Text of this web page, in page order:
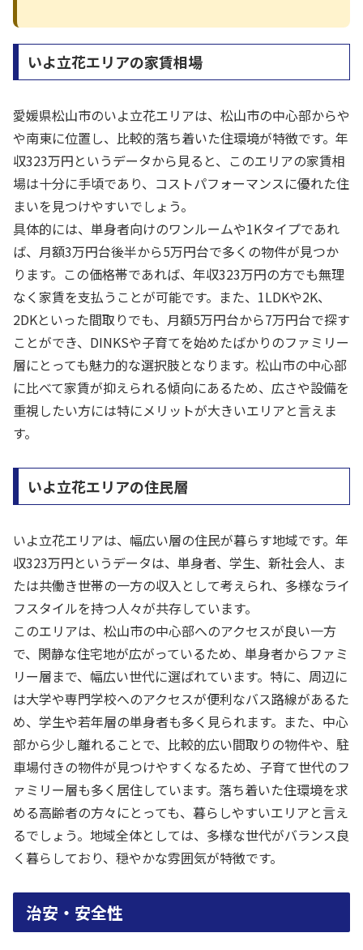
いよ立花エリアの家賃相場
愛媛県松山市のいよ立花エリアは、松山市の中心部からや
や南東に位置し、比較的落ち着いた住環境が特徴です。年
収323万円というデータから見ると、このエリアの家賃相
場は十分に手頃であり、コストパフォーマンスに優れた住
まいを見つけやすいでしょう。
具体的には、単身者向けのワンルームや1Kタイプであれ
ば、月額3万円台後半から5万円台で多くの物件が見つか
ります。この価格帯であれば、年収323万円の方でも無理
なく家賃を支払うことが可能です。また、1LDKや2K、
2DKといった間取りでも、月額5万円台から7万円台で探す
ことができ、DINKSや子育てを始めたばかりのファミリー
層にとっても魅力的な選択肢となります。松山市の中心部
に比べて家賃が抑えられる傾向にあるため、広さや設備を
重視したい方には特にメリットが大きいエリアと言えま
す。
いよ立花エリアの住民層
いよ立花エリアは、幅広い層の住民が暮らす地域です。年
収323万円というデータは、単身者、学生、新社会人、ま
たは共働き世帯の一方の収入として考えられ、多様なライ
フスタイルを持つ人々が共存しています。
このエリアは、松山市の中心部へのアクセスが良い一方
で、閑静な住宅地が広がっているため、単身者からファミ
リー層まで、幅広い世代に選ばれています。特に、周辺に
は大学や専門学校へのアクセスが便利なバス路線があるた
め、学生や若年層の単身者も多く見られます。また、中心
部から少し離れることで、比較的広い間取りの物件や、駐
車場付きの物件が見つけやすくなるため、子育て世代のフ
ァミリー層も多く居住しています。落ち着いた住環境を求
める高齢者の方々にとっても、暮らしやすいエリアと言え
るでしょう。地域全体としては、多様な世代がバランス良
く暮らしており、穏やかな雰囲気が特徴です。
治安・安全性